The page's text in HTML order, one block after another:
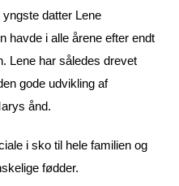
datter Lene
havde i alle årene efter endt
Lene har således drevet
gode udvikling af
ånd.
i sko til hele familien og
fødder.